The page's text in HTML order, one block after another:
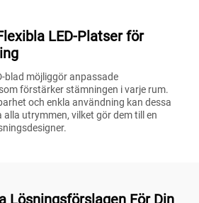
LED-Platser för
blad möjliggör anpassade
förstärker stämningen i varje rum.
och enkla användning kan dessa
utrymmen, vilket gör dem till en
Lösningsförslagen För Din